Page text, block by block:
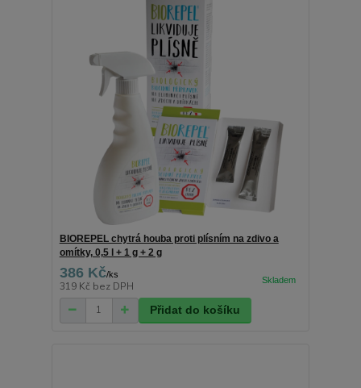
BIOREPEL chytrá houba proti plísním na zdivo a
omítky, 0,5 l + 1 g + 2 g
386 Kč/ks
319 Kč bez DPH
Přidat do košíku